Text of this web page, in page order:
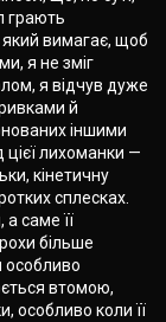
грають
який вимагає, щоб
я не зміг
я відчув дуже
й
іншими
лихоманки —
кінетичну
сплесках.
саме її
більше
особливо
втомою,
особливо коли її